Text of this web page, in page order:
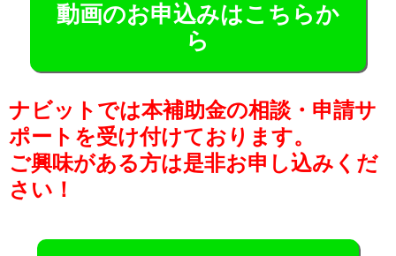
動画のお申込みはこちらか
ら
ナビットでは本補助金の相談・申請サ
ポートを受け付けております。
ご興味がある方は是非お申し込みくだ
さい！